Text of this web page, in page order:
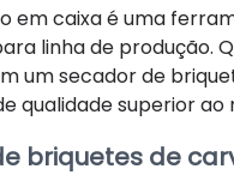
em caixa é uma
linha de produção.
um secador de
qualidade superior ao
briquetes de